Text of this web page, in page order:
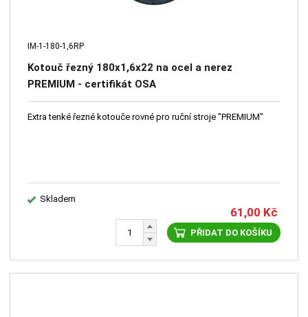
IM-1-180-1,6RP
Kotouč řezný 180x1,6x22 na ocel a nerez
PREMIUM - certifikát OSA
Extra tenké řezné kotouče rovné pro ruční stroje "PREMIUM"
Skladem
61,00 Kč
PŘIDAT DO KOŠÍKU